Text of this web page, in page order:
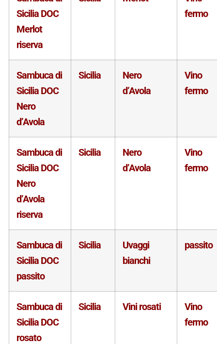
Sicilia DOC
Merlot
riserva
fermo
Sambuca di
Sicilia DOC
Nero
d’Avola
Sicilia
Nero
d’Avola
Vino
fermo
Sambuca di
Sicilia DOC
Nero
d’Avola
riserva
Sicilia
Nero
d’Avola
Vino
fermo
Sambuca di
Sicilia DOC
passito
Sicilia
Uvaggi
bianchi
passito
Sambuca di
Sicilia DOC
rosato
Sicilia Vini rosati
Vino
fermo